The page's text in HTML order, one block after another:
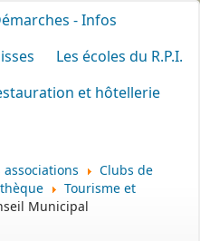
- Infos
Les écoles du R.P.I.
et hôtellerie
associations
Clubs de
Tourisme et
Municipal